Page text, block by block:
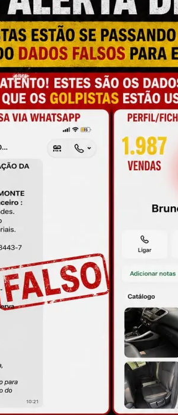
da compra
dúvidas no campo de perguntas!
qualificado.
Certificado de Procedência